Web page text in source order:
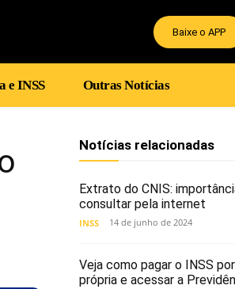
Baixe o APP
e INSS Outras Notícias
Notícias relacionadas
Extrato do CNIS:
consultar pela internet
INSS 14 de junho de 2024
Veja como pagar o INSS
própria e acessar a